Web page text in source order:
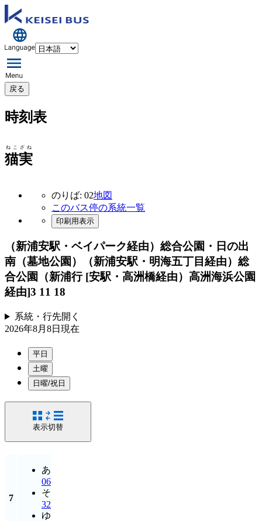
戻る
時刻表
猫実
ねこざね
のりば: 02地図
このバス停の系統一覧
印刷用表示
（新浦安駅・ベイパーク経由）総合公園・日の出
南（墓地公園）（新浦安駅・明海五丁目経由）総
合公園（新浦行 [安駅・高洲橋経由）高洲海浜公園
経由]3 11 18
系統・行先開く
2026年8月8日 現在
平日
土曜
日曜/祝日
表示切替
7
あ
06
そ
32
ゆ